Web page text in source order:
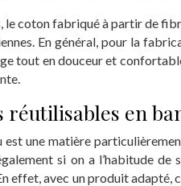
le coton fabriqué à partir de
En général, pour la
tout en douceur et
réutilisables en
est une matière
si on a l’habitude de
effet, avec un produit adapté,